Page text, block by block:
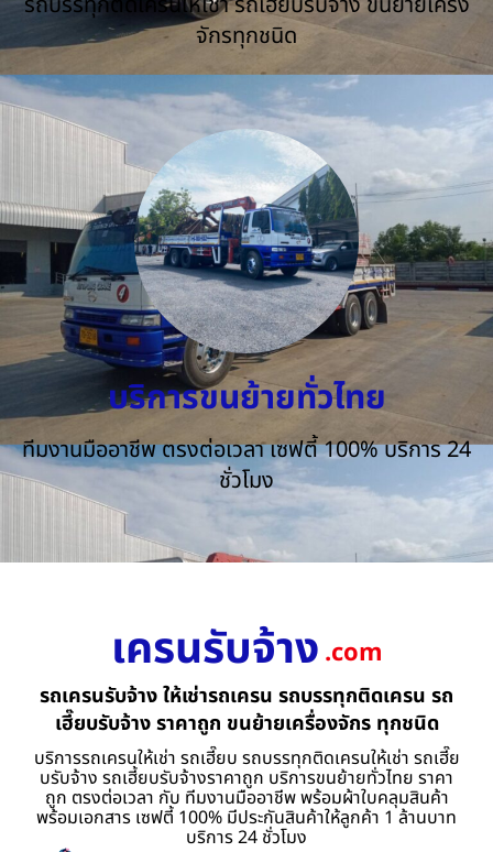
จักรทุกชนิด
บริการขนย้ายทั่วไทย
ทีมงานมืออาชีพ ตรงต่อเวลา เซฟตี้ 100% บริการ 24
ชั่วโมง
เครนรับจ้าง .com
รถเครนรับจ้าง ให้เช่ารถเครน รถบรรทุกติดเครน รถ
เฮี๊ยบรับจ้าง ราคาถูก ขนย้ายเครื่องจักร ทุกชนิด
บริการรถเครนให้เช่า รถเฮี๊ยบ รถบรรทุกติดเครนให้เช่า รถเฮี๊ย
บรับจ้าง รถเฮี้ยบรับจ้างราคาถูก บริการขนย้ายทั่วไทย ราคา
ถูก ตรงต่อเวลา กับ ทีมงานมืออาชีพ พร้อมผ้าใบคลุมสินค้า
พร้อมเอกสาร เซฟตี้ 100% มีประกันสินค้าให้ลูกค้า 1 ล้านบาท
บริการ 24 ชั่วโมง